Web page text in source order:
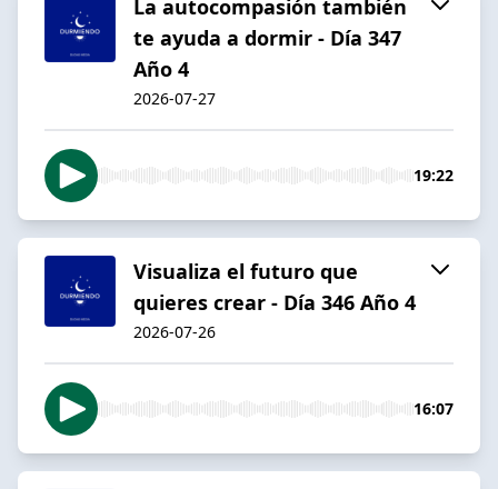
La autocompasión también
te ayuda a dormir - Día 347
Año 4
2026-07-27
19:22
Visualiza el futuro que
quieres crear - Día 346 Año 4
2026-07-26
16:07